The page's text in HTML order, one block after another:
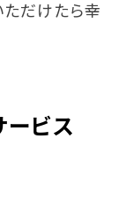
だけたら幸
ービス